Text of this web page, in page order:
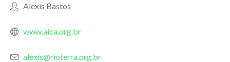
Alexis Bastos
www.aica.org.br
alexis@rioterra.org.br